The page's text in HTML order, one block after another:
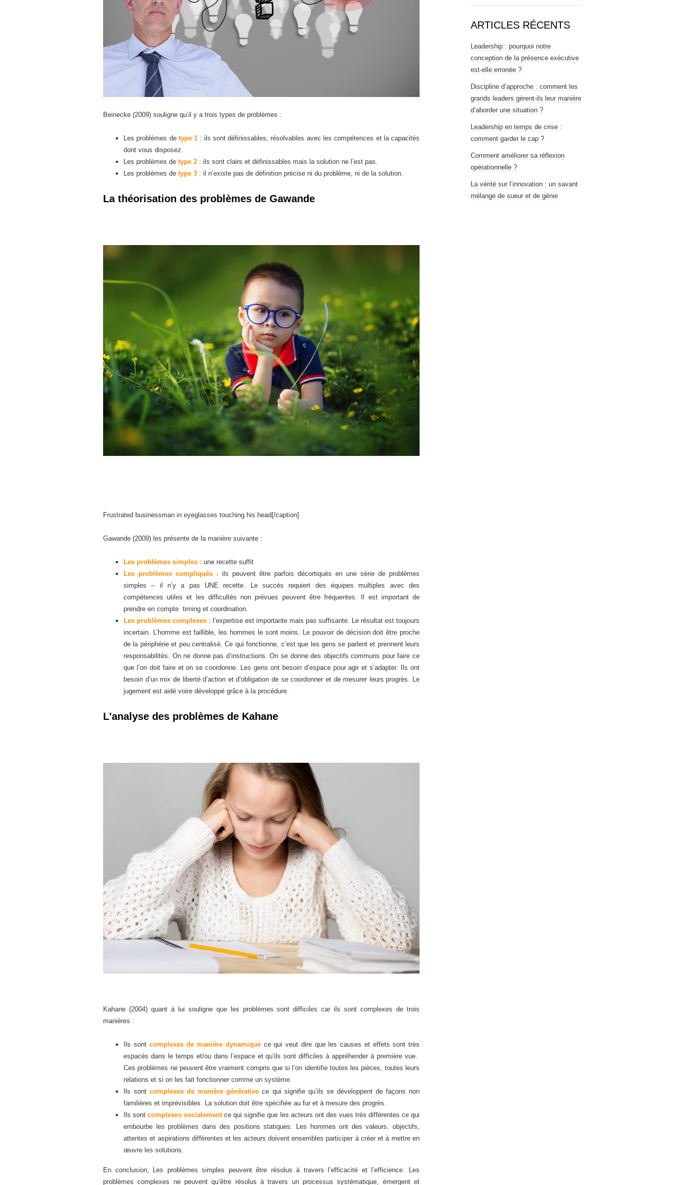
Beinecke (2009) souligne qu’il y a trois types de problèmes :
Les problèmes de type 1 : ils sont définissables, résolvables avec les compétences et la capacités
dont vous disposez.
Les problèmes de type 2 : ils sont clairs et définissables mais la solution ne l’est pas.
Les problèmes de type 3 : il n’existe pas de définition précise ni du problème, ni de la solution.
La théorisation des problèmes de Gawande
Frustrated businessman in eyeglasses touching his head[/caption]
Gawande (2009) les présente de la manière suivante :
Les problèmes simples : une recette suffit
Les problèmes compliqués : ils peuvent être parfois décortiqués en une série de problèmes
simples – il n’y a pas UNE recette. Le succès requiert des équipes multiples avec des
compétences utiles et les difficultés non prévues peuvent être fréquentes. Il est important de
prendre en compte timing et coordination.
Les problèmes complexes : l’expertise est importante mais pas suffisante. Le résultat est toujours
incertain. L’homme est faillible, les hommes le sont moins. Le pouvoir de décision doit être proche
de la périphérie et peu centralisé. Ce qui fonctionne, c’est que les gens se parlent et prennent leurs
responsabilités. On ne donne pas d’instructions. On se donne des objectifs communs pour faire ce
que l’on doit faire et on se coordonne. Les gens ont besoin d’espace pour agir et s’adapter. Ils ont
besoin d’un mix de liberté d’action et d’obligation de se coordonner et de mesurer leurs progrès. Le
jugement est aidé voire développé grâce à la procédure.
L'analyse des problèmes de Kahane
Kahane (2004) quant à lui souligne que les problèmes sont difficiles car ils sont complexes de trois
manières :
Ils sont complexes de manière dynamique ce qui veut dire que les causes et effets sont très
espacés dans le temps et/ou dans l’espace et qu’ils sont difficiles à appréhender à première vue.
Ces problèmes ne peuvent être vraiment compris que si l’on identifie toutes les pièces, toutes leurs
relations et si on les fait fonctionner comme un système.
Ils sontcomplexes de manière générative ce qui signifie qu’ils se développent de façons non
familières et imprévisibles. La solution doit être spécifiée au fur et à mesure des progrès.
Ils sontcomplexes socialementce qui signifie que les acteurs ont des vues très différentes ce qui
embourbe les problèmes dans des positions statiques. Les hommes ont des valeurs, objectifs,
attentes et aspirations différentes et les acteurs doivent ensembles participer à créer et à mettre en
œuvre les solutions.
En conclusion, Les problèmes simples peuvent être résolus à travers l’efficacité et l’efficience. Les
problèmes complexes ne peuvent qu’être résolus à travers un processus systématique, émergent et
ARTICLES RÉCENTS
Leadership : pourquoi notre
conception de la présence exécutive
est-elle erronée ?
Discipline d’approche : comment les
grands leaders gèrent-ils leur manière
d’aborder une situation ?
Leadership en temps de crise :
comment garder le cap ?
Comment améliorer sa réflexion
opérationnelle ?
La vérité sur l’innovation : un savant
mélange de sueur et de génie